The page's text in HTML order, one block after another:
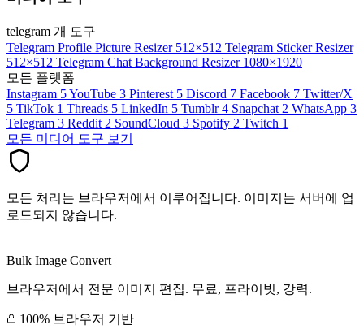
telegram 개 도구
Telegram Profile Picture Resizer 512×512 Telegram Sticker Resizer
512×512 Telegram Chat Background Resizer 1080×1920
모든 플랫폼
Instagram 5YouTube 3 Pinterest 5 Discord 7 Facebook 7 Twitter/X
5 TikTok 1 Threads 5 LinkedIn 5 Tumblr 4 Snapchat 2 WhatsApp 3
Telegram 3 Reddit 2 SoundCloud 3 Spotify 2 Twitch 1
모든 미디어 도구 보기
모든 처리는 브라우저에서 이루어집니다. 이미지는 서버에 업
로드되지 않습니다.
Bulk Image Convert
브라우저에서 전문 이미지 편집. 무료, 프라이빗, 강력.
100% 브라우저 기반